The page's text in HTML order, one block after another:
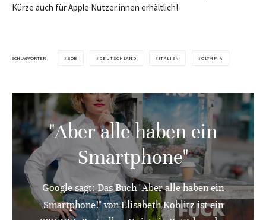
Kürze auch für Apple Nutzer:innen erhältlich!
SCHLAGWÖRTER BOB DEUTSCHLAND ITALIEN OLYMPIA
"Aber alle haben ein
Smartphone"
Google sagt: Das Buch "Aber alle haben ein
Smartphone!" von Elisabeth Koblitz ist ein